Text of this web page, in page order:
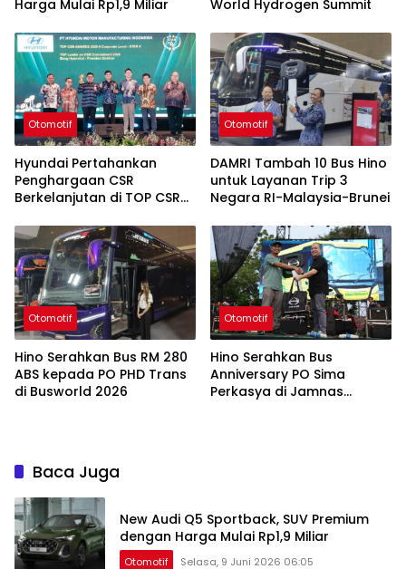
Harga Mulai Rp1,9 Miliar
World Hydrogen Summit
Otomotif
Hyundai Pertahankan
Penghargaan CSR
Berkelanjutan di TOP CSR
Otomotif
DAMRI Tambah 10 Bus Hino
untuk Layanan Trip 3
Negara RI-Malaysia-Brunei
Otomotif
Hino Serahkan Bus RM 280
ABS kepada PO PHD Trans
di Busworld 2026
Otomotif
Hino Serahkan Bus
Anniversary PO Sima
Perkasya di Jamnas
Baca Juga
New Audi Q5 Sportback, SUV Premium
dengan Harga Mulai Rp1,9 Miliar
Otomotif Selasa, 9 Juni 2026 06:05